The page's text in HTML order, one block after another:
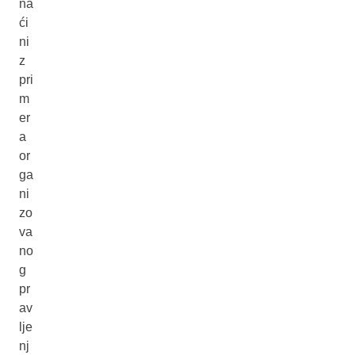
na
ći
ni
z
pri
m
er
a
or
ga
ni
zo
va
no
g
pr
av
lje
nj